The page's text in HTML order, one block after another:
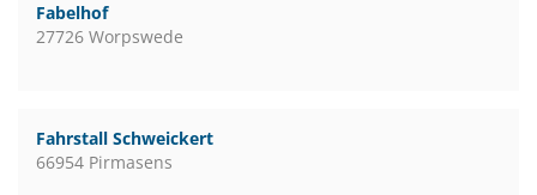
Fabelhof
27726 Worpswede
Fahrstall Schweickert
66954 Pirmasens